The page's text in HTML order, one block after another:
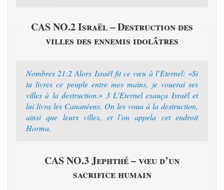
CAS NO.2 Israël – Destruction des
villes des ennemis idolâtres
Nombres 21:2 Alors Israël fit ce vœu à l’Eternel: «Si
tu livres ce peuple entre mes mains, je vouerai ses
villes à la destruction.» 3 L’Eternel exauça Israël et
lui livra les Cananéens. On les voua à la destruction,
ainsi que leurs villes, et l’on appela cet endroit
Horma.
CAS NO.3 Jephthé – vœu d’un
sacrifice humain